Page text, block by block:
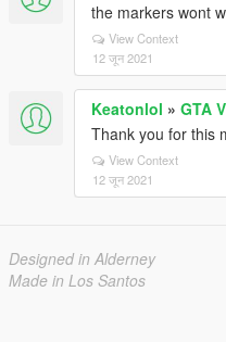
the markers wont
View Context
12 जून 2021
Keatonlol » GTA
Thank you for this
View Context
12 जून 2021
Designed in Alderney
Made in Los Santos